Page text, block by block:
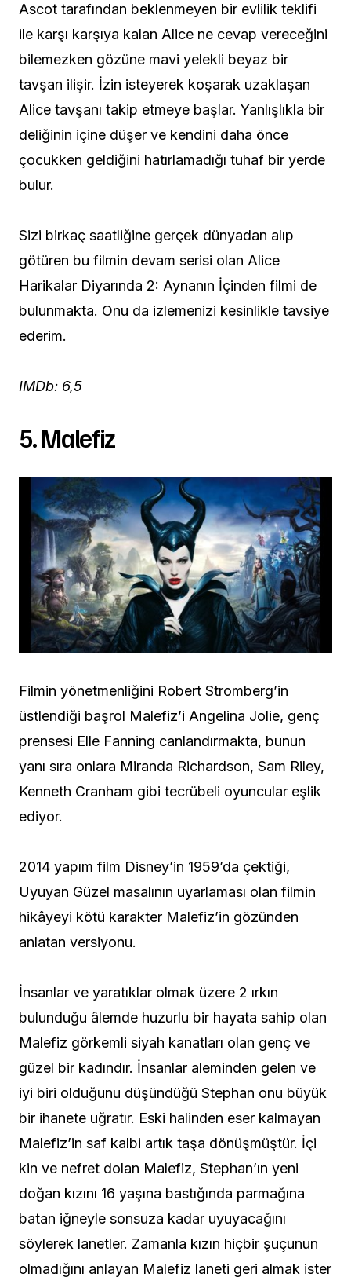
Ascot tarafından beklenmeyen bir evlilik teklifi
ile karşı karşıya kalan Alice ne cevap vereceğini
bilemezken gözüne mavi yelekli beyaz bir
tavşan ilişir. İzin isteyerek koşarak uzaklaşan
Alice tavşanı takip etmeye başlar. Yanlışlıkla bir
deliğinin içine düşer ve kendini daha önce
çocukken geldiğini hatırlamadığı tuhaf bir yerde
bulur.
Sizi birkaç saatliğine gerçek dünyadan alıp
götüren bu filmin devam serisi olan Alice
Harikalar Diyarında 2: Aynanın İçinden filmi de
bulunmakta. Onu da izlemenizi kesinlikle tavsiye
ederim.
IMDb: 6,5
5. Malefiz
Filmin yönetmenliğini Robert Stromberg’in
üstlendiği başrol Malefiz’i Angelina Jolie, genç
prensesi Elle Fanning canlandırmakta, bunun
yanı sıra onlara Miranda Richardson, Sam Riley,
Kenneth Cranham gibi tecrübeli oyuncular eşlik
ediyor.
2014 yapım film Disney’in 1959’da çektiği,
Uyuyan Güzel masalının uyarlaması olan filmin
hikâyeyi kötü karakter Malefiz’in gözünden
anlatan versiyonu.
İnsanlar ve yaratıklar olmak üzere 2 ırkın
bulunduğu âlemde huzurlu bir hayata sahip olan
Malefiz görkemli siyah kanatları olan genç ve
güzel bir kadındır. İnsanlar aleminden gelen ve
iyi biri olduğunu düşündüğü Stephan onu büyük
bir ihanete uğratır. Eski halinden eser kalmayan
Malefiz’in saf kalbi artık taşa dönüşmüştür. İçi
kin ve nefret dolan Malefiz, Stephan’ın yeni
doğan kızını 16 yaşına bastığında parmağına
batan iğneyle sonsuza kadar uyuyacağını
söylerek lanetler. Zamanla kızın hiçbir şuçunun
olmadığını anlayan Malefiz laneti geri almak ister